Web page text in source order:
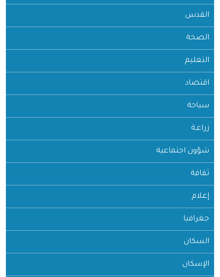
القدس
الصحة
التعليم
اقتصاد
سياحة
زراعـة
شؤون اجتماعية
ثقافة
إعلام
جغرافيا
السكان
الإسكان